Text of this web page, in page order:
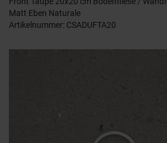
Matt Eben Naturale
Artikelnummer: CSADUFTA20